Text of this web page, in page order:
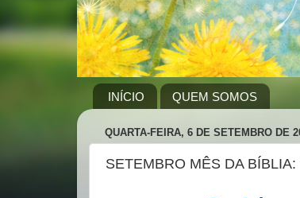
INÍCIO QUEM SOMOS
QUARTA-FEIRA, 6 DE SETEMBRO DE
SETEMBRO MÊS DA